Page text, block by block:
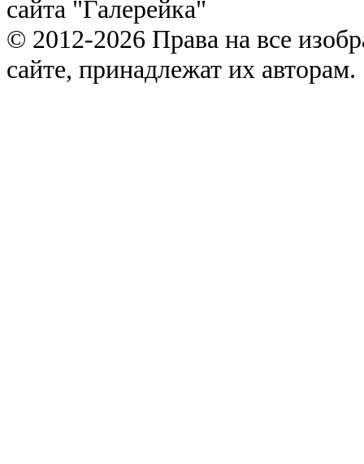
сайта "Галерейка"
© 2012-2026 Права на все
сайте, принадлежат их авторам.